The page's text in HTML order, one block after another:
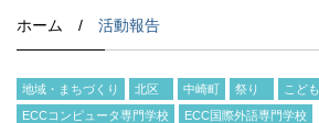
ホーム / 活動報告
地域・まちづくり 北区 中崎町 祭り こども
ECCコンピュータ専門学校
ECC国際外語専門学校